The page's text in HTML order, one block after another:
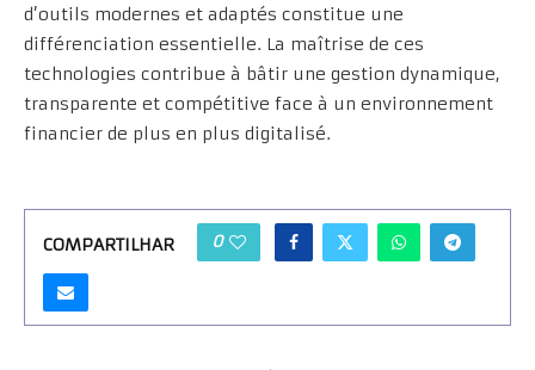
d’outils modernes et adaptés constitue une
différenciation essentielle. La maîtrise de ces
technologies contribue à bâtir une gestion dynamique,
transparente et compétitive face à un environnement
financier de plus en plus digitalisé.
COMPARTILHAR 0